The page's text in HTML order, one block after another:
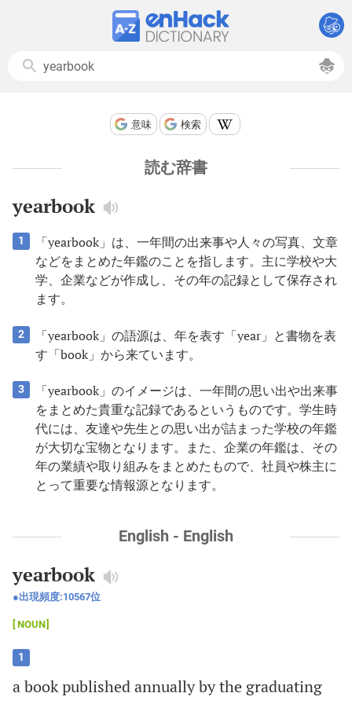
意味 検索
読む辞書
yearbook
1
「yearbook」は、一年間の出来事や人々の写真、文章
などをまとめた年鑑のことを指します。主に学校や大
学、企業などが作成し、その年の記録として保存され
ます。
2
「yearbook」の語源は、年を表す「year」と書物を表
す「book」から来ています。
3
「yearbook」のイメージは、一年間の思い出や出来事
をまとめた貴重な記録であるというものです。学生時
代には、友達や先生との思い出が詰まった学校の年鑑
が大切な宝物となります。また、企業の年鑑は、その
年の業績や取り組みをまとめたもので、社員や株主に
とって重要な情報源となります。
English - English
yearbook
出現頻度:10567位
NOUN
1
abookpublishedannuallybythe graduating